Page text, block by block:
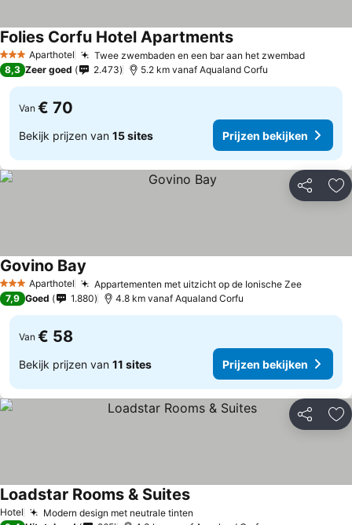
3 SterrenAparthotel Twee zwembaden en een bar aan het zwembad
Folies Corfu Hotel Apartments
8,3 Zeer goed 2.473 5.2 km vanaf Aqualand Corfu
Van € 70
Bekijk prijzen van 15 sites Prijzen bekijken
Delen
3 SterrenAparthotel Appartementen met uitzicht op de Ionische Zee
Govino Bay
7,9 Goed 1.880 4.8 km vanaf Aqualand Corfu
Van € 58
Bekijk prijzen van 11 sites Prijzen bekijken
Delen
Hotel Modern design met neutrale tinten
Loadstar Rooms & Suites